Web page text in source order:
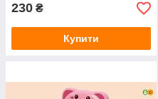
230 ₴
Купити